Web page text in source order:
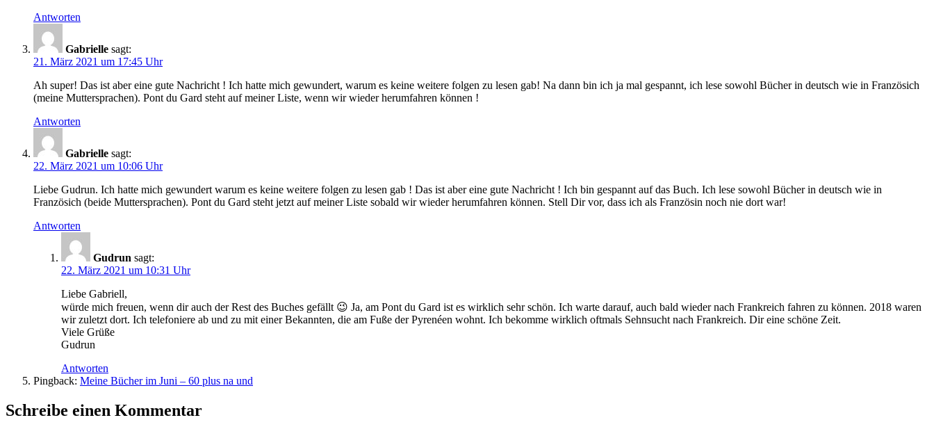
Antworten
Gabrielle sagt:
21. März 2021 um 17:45 Uhr
Ah super! Das ist aber eine gute Nachricht ! Ich hatte mich gewundert, warum es keine weitere folgen zu lesen gab! Na dann bin ich ja mal gespannt, ich lese sowohl Bücher in deutsch wie in Französich
(meine Muttersprachen). Pont du Gard steht auf meiner Liste, wenn wir wieder herumfahren können !
Antworten
Gabrielle sagt:
22. März 2021 um 10:06 Uhr
Liebe Gudrun. Ich hatte mich gewundert warum es keine weitere folgen zu lesen gab ! Das ist aber eine gute Nachricht ! Ich bin gespannt auf das Buch. Ich lese sowohl Bücher in deutsch wie in
Französich (beide Muttersprachen). Pont du Gard steht jetzt auf meiner Liste sobald wir wieder herumfahren können. Stell Dir vor, dass ich als Französin noch nie dort war!
Antworten
Gudrun sagt:
22. März 2021 um 10:31 Uhr
Liebe Gabriell,
würde mich freuen, wenn dir auch der Rest des Buches gefällt 😉 Ja, am Pont du Gard ist es wirklich sehr schön. Ich warte darauf, auch bald wieder nach Frankreich fahren zu können. 2018 waren
wir zuletzt dort. Ich telefoniere ab und zu mit einer Bekannten, die am Fuße der Pyrenéen wohnt. Ich bekomme wirklich oftmals Sehnsucht nach Frankreich. Dir eine schöne Zeit.
Viele Grüße
Gudrun
Antworten
Pingback: Meine Bücher im Juni – 60 plus na und
Schreibe einen Kommentar